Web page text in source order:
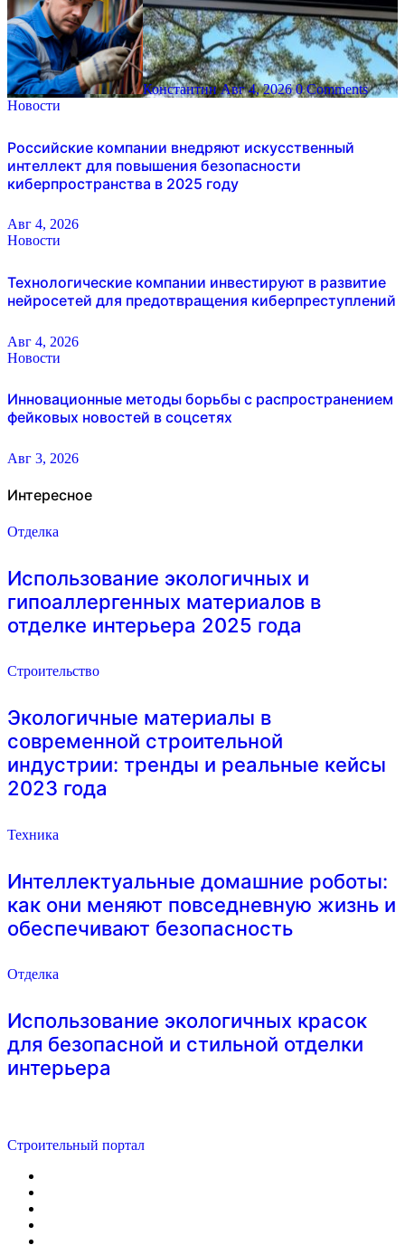
КонстантинАвг 4, 2026 0 Comments
Новости
Российские компании внедряют искусственный
интеллект для повышения безопасности
киберпространства в 2025 году
Авг 4, 2026
Новости
Технологические компании инвестируют в развитие
нейросетей для предотвращения киберпреступлений
Авг 4, 2026
Новости
Инновационные методы борьбы с распространением
фейковых новостей в соцсетях
Авг 3, 2026
Интересное
Отделка
Использование экологичных и
гипоаллергенных материалов в
отделке интерьера 2025 года
Строительство
Экологичные материалы в
современной строительной
индустрии: тренды и реальные кейсы
2023 года
Техника
Интеллектуальные домашние роботы:
как они меняют повседневную жизнь и
обеспечивают безопасность
Отделка
Использование экологичных красок
для безопасной и стильной отделки
интерьера
Строительный портал